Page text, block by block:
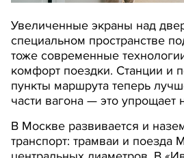
Увеличенные экраны над
специальном пространстве
тоже современные
комфорт поездки. Станции и
пункты маршрута теперь
части вагона — это упрощает
В Москве развивается и
транспорт: трамваи и поезда